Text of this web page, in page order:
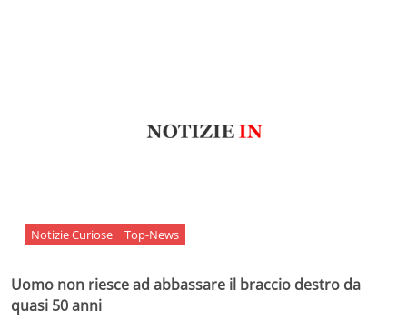
Notizie Curiose Top-News
Uomo non riesce ad abbassare il braccio destro da
quasi 50 anni